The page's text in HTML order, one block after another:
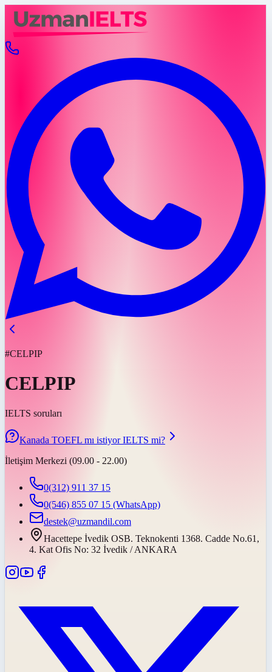
#CELPIP
CELPIP
IELTS soruları
Kanada TOEFL mı istiyor IELTS mi?
İletişim Merkezi (09.00 - 22.00)
0(312) 911 37 15
0(546) 855 07 15 (WhatsApp)
destek@uzmandil.com
Hacettepe İvedik OSB. Teknokenti 1368. Cadde No.61,
4. Kat Ofis No: 32 İvedik / ANKARA